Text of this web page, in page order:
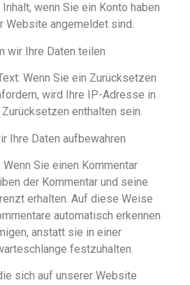
wenn Sie ein Konto haben
Website angemeldet sind.
wir Ihre Daten teilen
Wenn Sie ein Zurücksetzen
wird Ihre IP-Adresse in
enthalten sein.
Ihre Daten aufbewahren
Sie einen Kommentar
der Kommentar und seine
erhalten. Auf diese Weise
automatisch erkennen
anstatt sie in einer
festzuhalten.
sich auf unserer Website